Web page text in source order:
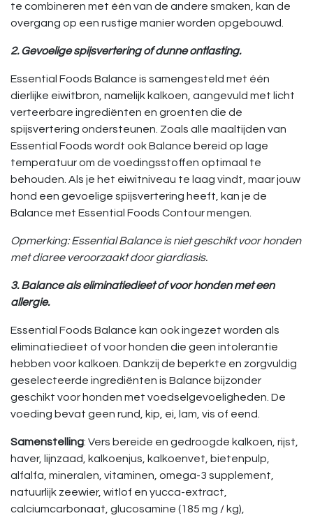
te combineren met één van de andere smaken, kan de
overgang op een rustige manier worden opgebouwd.
2. Gevoelige spijsvertering of dunne ontlasting.
Essential Foods Balance is samengesteld met één
dierlijke eiwitbron, namelijk kalkoen, aangevuld met licht
verteerbare ingrediënten en groenten die de
spijsvertering ondersteunen. Zoals alle maaltijden van
Essential Foods wordt ook Balance bereid op lage
temperatuur om de voedingsstoffen optimaal te
behouden. Als je het eiwitniveau te laag vindt, maar jouw
hond een gevoelige spijsvertering heeft, kan je de
Balance met Essential Foods Contour mengen.
Opmerking: Essential Balance is niet geschikt voor honden
met diaree veroorzaakt door giardiasis.
3. Balance als eliminatiedieet of voor honden met een
allergie.
Essential Foods Balance kan ook ingezet worden als
eliminatiedieet of voor honden die geen intolerantie
hebben voor kalkoen. Dankzij de beperkte en zorgvuldig
geselecteerde ingrediënten is Balance bijzonder
geschikt voor honden met voedselgevoeligheden. De
voeding bevat geen rund, kip, ei, lam, vis of eend.
Samenstelling: Vers bereide en gedroogde kalkoen, rijst,
haver, lijnzaad, kalkoenjus, kalkoenvet, bietenpulp,
alfalfa, mineralen, vitaminen, omega-3 supplement,
natuurlijk zeewier, witlof en yucca-extract,
calciumcarbonaat, glucosamine (185 mg / kg),